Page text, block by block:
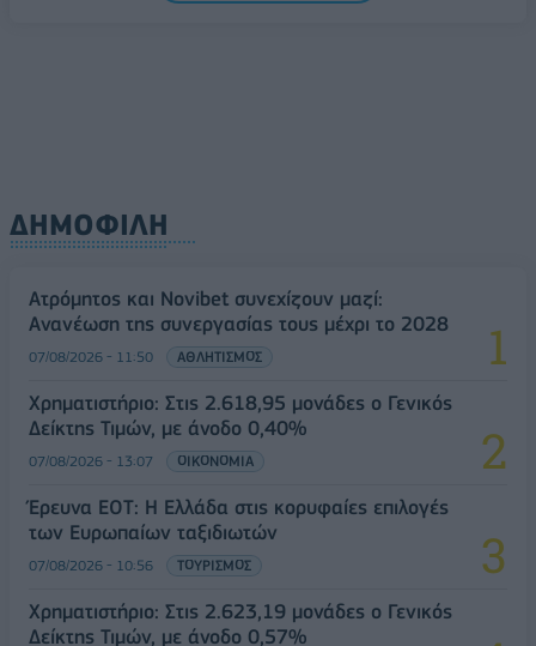
ΔΗΜΟΦΙΛΗ
Ατρόμητος και Novibet συνεχίζουν μαζί:
Ανανέωση της συνεργασίας τους μέχρι το 2028
07/08/2026 - 11:50 ΑΘΛΗΤΙΣΜΟΣ
Χρηματιστήριο: Στις 2.618,95 μονάδες ο Γενικός
Δείκτης Τιμών, με άνοδο 0,40%
07/08/2026 - 13:07 ΟΙΚΟΝΟΜΙΑ
Έρευνα ΕΟΤ: Η Ελλάδα στις κορυφαίες επιλογές
των Ευρωπαίων ταξιδιωτών
07/08/2026 - 10:56 ΤΟΥΡΙΣΜΟΣ
Χρηματιστήριο: Στις 2.623,19 μονάδες ο Γενικός
Δείκτης Τιμών, με άνοδο 0,57%